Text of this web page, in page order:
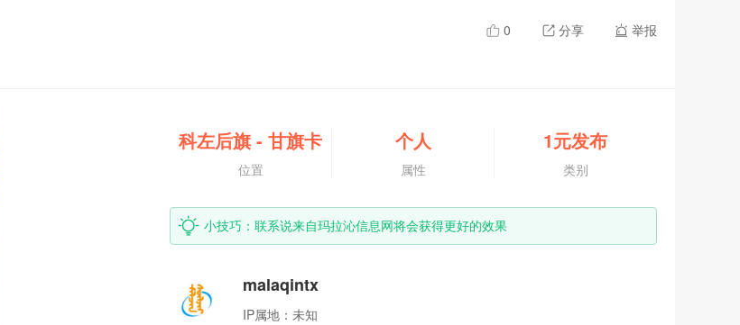
0 分享 举报
科左后旗- 甘旗卡
位置
个人
属性
1元发布
类别
小技巧：联系说来自玛拉沁信息网将会获得更好的效果
malaqintx
IP属地： 未知